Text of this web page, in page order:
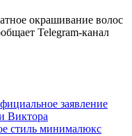
окрашивание волос
Telegram-канал
заявление
Виктора
стиль минималюкс